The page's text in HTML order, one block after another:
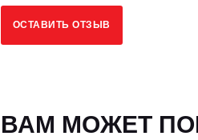
Количество осей/колес
ОСТАВИТЬ ОТЗЫВ
ВАМ МОЖЕТ